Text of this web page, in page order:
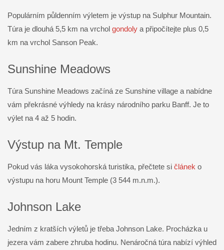
Populárním půldenním výletem je výstup na Sulphur Mountain.
Túra je dlouhá 5,5 km na vrchol gondoly a připočítejte plus 0,5
km na vrchol Sanson Peak.
Sunshine Meadows
Túra Sunshine Meadows začíná ze Sunshine village a nabídne
vám překrásné výhledy na krásy národního parku Banff. Je to
výlet na 4 až 5 hodin.
Výstup na Mt. Temple
Pokud vás láka vysokohorská turistika, přečtete si článek o
výstupu na horu Mount Temple (3 544 m.n.m.).
Johnson Lake
Jedním z kratších výletů je třeba Johnson Lake. Procházka u
jezera vám zabere zhruba hodinu. Nenáročná túra nabízí výhled